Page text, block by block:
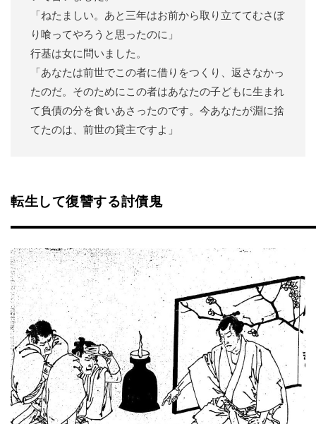
「ねたましい。あと三年はお前から取り立ててむさぼ
り喰ってやろうと思ったのに」
行基は女に問いました。
「あなたは前世でこの者に借りをつくり、返さなかっ
たのだ。そのためにこの者はあなたの子どもに生まれ
て負債の分を食いあさったのです。今あなたが淵に捨
てたのは、前世の貸主ですよ」
転生して復讐する討債鬼